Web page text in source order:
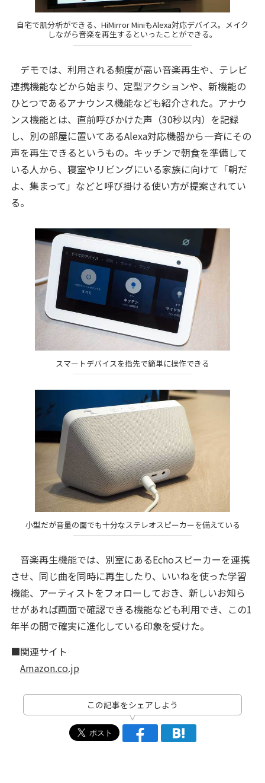
自宅で肌分析ができる、HiMirror MiniもAlexa対応デバイス。メイク
しながら音楽を再生するといったことができる。
デモでは、利用される頻度が高い音楽再生や、テレビ
連携機能などから始まり、定型アクションや、新機能の
ひとつであるアナウンス機能なども紹介された。アナウ
ンス機能とは、直前呼びかけた声（30秒以内）を記録
し、別の部屋に置いてあるAlexa対応機器から一斉にその
声を再生できるというもの。キッチンで朝食を準備して
いる人から、寝室やリビングにいる家族に向けて「朝だ
よ、集まって」などと呼び掛ける使い方が提案されてい
る。
スマートデバイスを指先で簡単に操作できる
小型だが音量の面でも十分なステレオスピーカーを備えている
音楽再生機能では、別室にあるEchoスピーカーを連携
させ、同じ曲を同時に再生したり、いいねを使った学習
機能、アーティストをフォローしておき、新しいお知ら
せがあれば画面で確認できる機能なども利用でき、この1
年半の間で確実に進化している印象を受けた。
■関連サイト
Amazon.co.jp
この記事をシェアしよう